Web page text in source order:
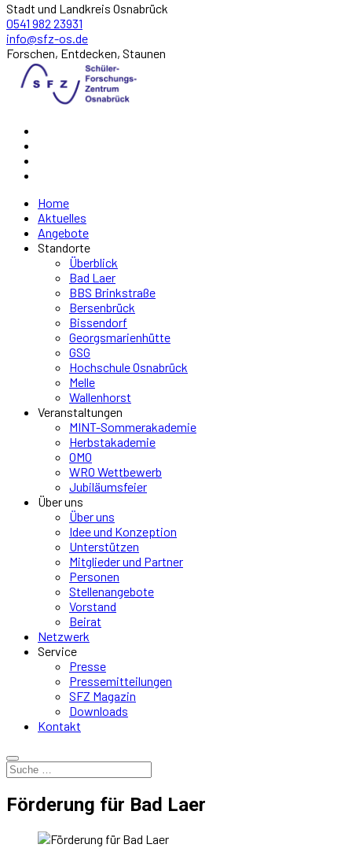
Stadt und Landkreis Osnabrück
0541 982 23931
info@sfz-os.de
Forschen, Entdecken, Staunen
Home
Aktuelles
Angebote
Standorte
Überblick
Bad Laer
BBS Brinkstraße
Bersenbrück
Bissendorf
Georgsmarienhütte
GSG
Hochschule Osnabrück
Melle
Wallenhorst
Veranstaltungen
MINT-Sommerakademie
Herbstakademie
OMO
WRO Wettbewerb
Jubiläumsfeier
Über uns
Über uns
Idee und Konzeption
Unterstützen
Mitglieder und Partner
Personen
Stellenangebote
Vorstand
Beirat
Netzwerk
Service
Presse
Pressemitteilungen
SFZ Magazin
Downloads
Kontakt
Förderung für Bad Laer